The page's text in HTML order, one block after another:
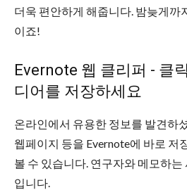
더욱 편안하게 해줍니다. 밤늦게까
이죠!
Evernote 웹 클리퍼 - 클
디어를 저장하세요
온라인에서 유용한 정보를 발견하
웹페이지 등을 Evernote에 바로 저
볼 수 있습니다. 연구자와 메모하
입니다.